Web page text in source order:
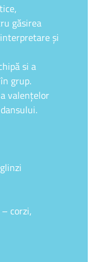
găsirea
şi
si a
grup.
valenţelor
corzi,